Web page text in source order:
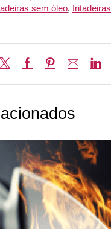
sem óleo,